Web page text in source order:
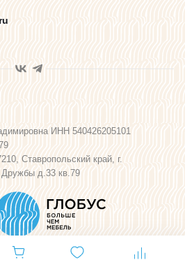
ИНН 540426205101
Ставропольский край, г.
д.33 кв.79